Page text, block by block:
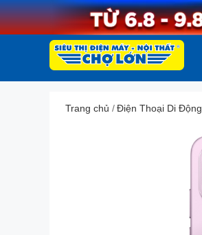
Trang chủ /Điện Thoại Di Động